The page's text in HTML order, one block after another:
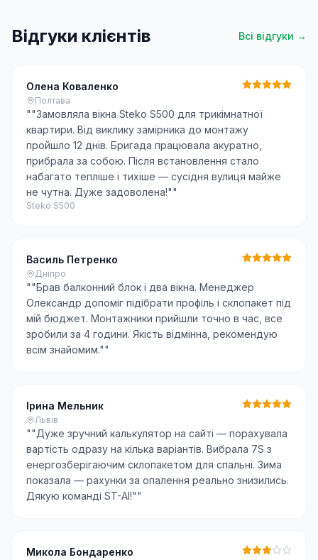
Відгуки клієнтів Всі відгуки →
Олена Коваленко
Полтава
""Замовляла вікна Steko S500 для трикімнатної
квартири. Від виклику замірника до монтажу
пройшло 12 днів. Бригада працювала акуратно,
прибрала за собою. Після встановлення стало
набагато тепліше і тихіше — сусідня вулиця майже
не чутна. Дуже задоволена!""
Steko S500
Василь Петренко
Дніпро
""Брав балконний блок і два вікна. Менеджер
Олександр допоміг підібрати профіль і склопакет під
мій бюджет. Монтажники прийшли точно в час, все
зробили за 4 години. Якість відмінна, рекомендую
всім знайомим.""
Ірина Мельник
Львів
""Дуже зручний калькулятор на сайті — порахувала
вартість одразу на кілька варіантів. Вибрала 7S з
енергозберігаючим склопакетом для спальні. Зима
показала — рахунки за опалення реально знизились.
Дякую команді ST-AI!""
Микола Бондаренко